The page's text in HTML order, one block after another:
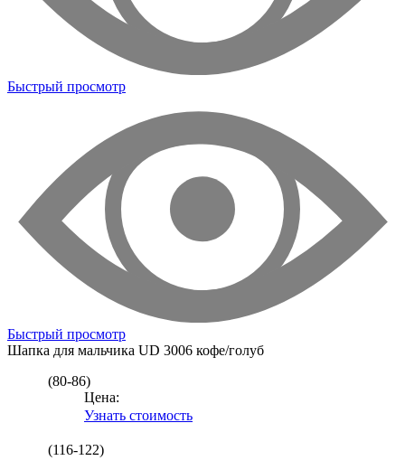
Быстрый просмотр
Быстрый просмотр
Шапка для мальчика UD 3006 кофе/голуб
(80-86)
Цена:
Узнать стоимость
(116-122)